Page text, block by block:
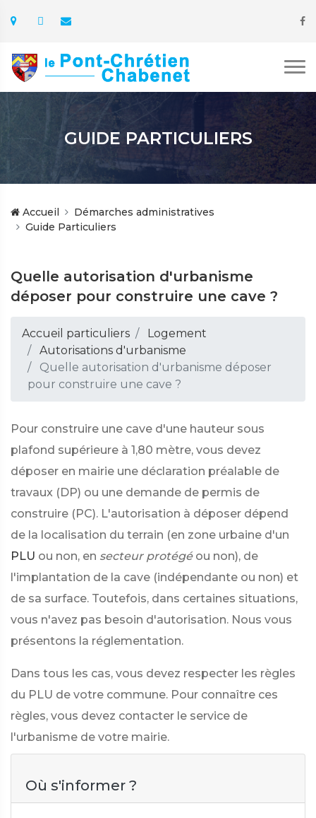
GUIDE PARTICULIERS
Accueil
Démarches administratives
Guide Particuliers
Quelle autorisation d'urbanisme
déposer pour construire une cave ?
Accueil particuliers
Logement
Autorisations d'urbanisme
Quelle autorisation d'urbanisme déposer
pour construire une cave ?
Pour construire une cave d'une hauteur sous
plafond supérieure à 1,80 mètre, vous devez
déposer en mairie une déclaration préalable de
travaux (DP) ou une demande de permis de
construire (PC). L'autorisation à déposer dépend
de la localisation du terrain (en zone urbaine d'un
PLU ou non, en secteur protégé ou non), de
l'implantation de la cave (indépendante ou non) et
de sa surface. Toutefois, dans certaines situations,
vous n'avez pas besoin d'autorisation. Nous vous
présentons la réglementation.
Dans tous les cas, vous devez respecter les règles
du PLU de votre commune. Pour connaître ces
règles, vous devez contacter le service de
l'urbanisme de votre mairie.
Où s'informer ?